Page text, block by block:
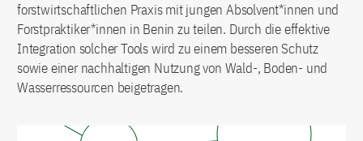
forstwirtschaftlichen Praxis mit jungen Absolvent*innen und
Forstpraktiker*innen in Benin zu teilen. Durch die effektive
Integration solcher Tools wird zu einem besseren Schutz
sowie einer nachhaltigen Nutzung von Wald-, Boden- und
Wasserressourcen beigetragen.